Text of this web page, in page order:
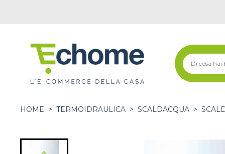
HOME > TERMOIDRAULICA > SCALDACQUA >